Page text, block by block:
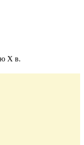
X в.